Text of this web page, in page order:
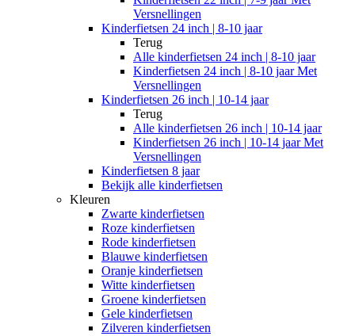
Versnellingen
Kinderfietsen 24 inch | 8-10 jaar
Terug
Alle kinderfietsen 24 inch | 8-10 jaar
Kinderfietsen 24 inch | 8-10 jaar Met
Versnellingen
Kinderfietsen 26 inch | 10-14 jaar
Terug
Alle kinderfietsen 26 inch | 10-14 jaar
Kinderfietsen 26 inch | 10-14 jaar Met
Versnellingen
Kinderfietsen 8 jaar
Bekijk alle kinderfietsen
Kleuren
Zwarte kinderfietsen
Roze kinderfietsen
Rode kinderfietsen
Blauwe kinderfietsen
Oranje kinderfietsen
Witte kinderfietsen
Groene kinderfietsen
Gele kinderfietsen
Zilveren kinderfietsen